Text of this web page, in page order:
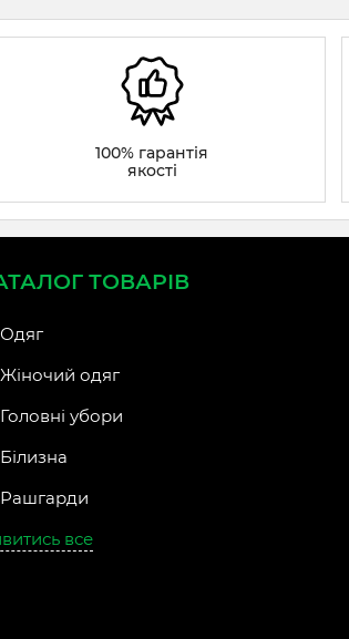
100% гарантія
якості
ТОВАРІВ
Одяг
Жіночий одяг
Головні убори
Білизна
Рашгарди
все